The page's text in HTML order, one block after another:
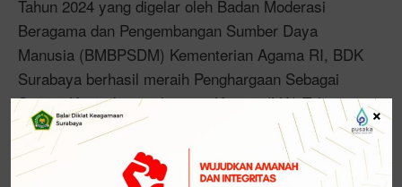
Tahun 2024 yang digelar oleh Badan Moderasi
Beragama dan Pengembangan Sumber Daya
Manusia (BMBPSDM) Kementerian Agama RI, BDK
Surabaya berhasil meraih Penghargaan Sebagai
Satuan Kerja dengan laporan Kinerja (LKj) Tahun
2024 Terbaik Ketiga (94,42%) di lingkungan
BMBPSDM Kemenag.
×